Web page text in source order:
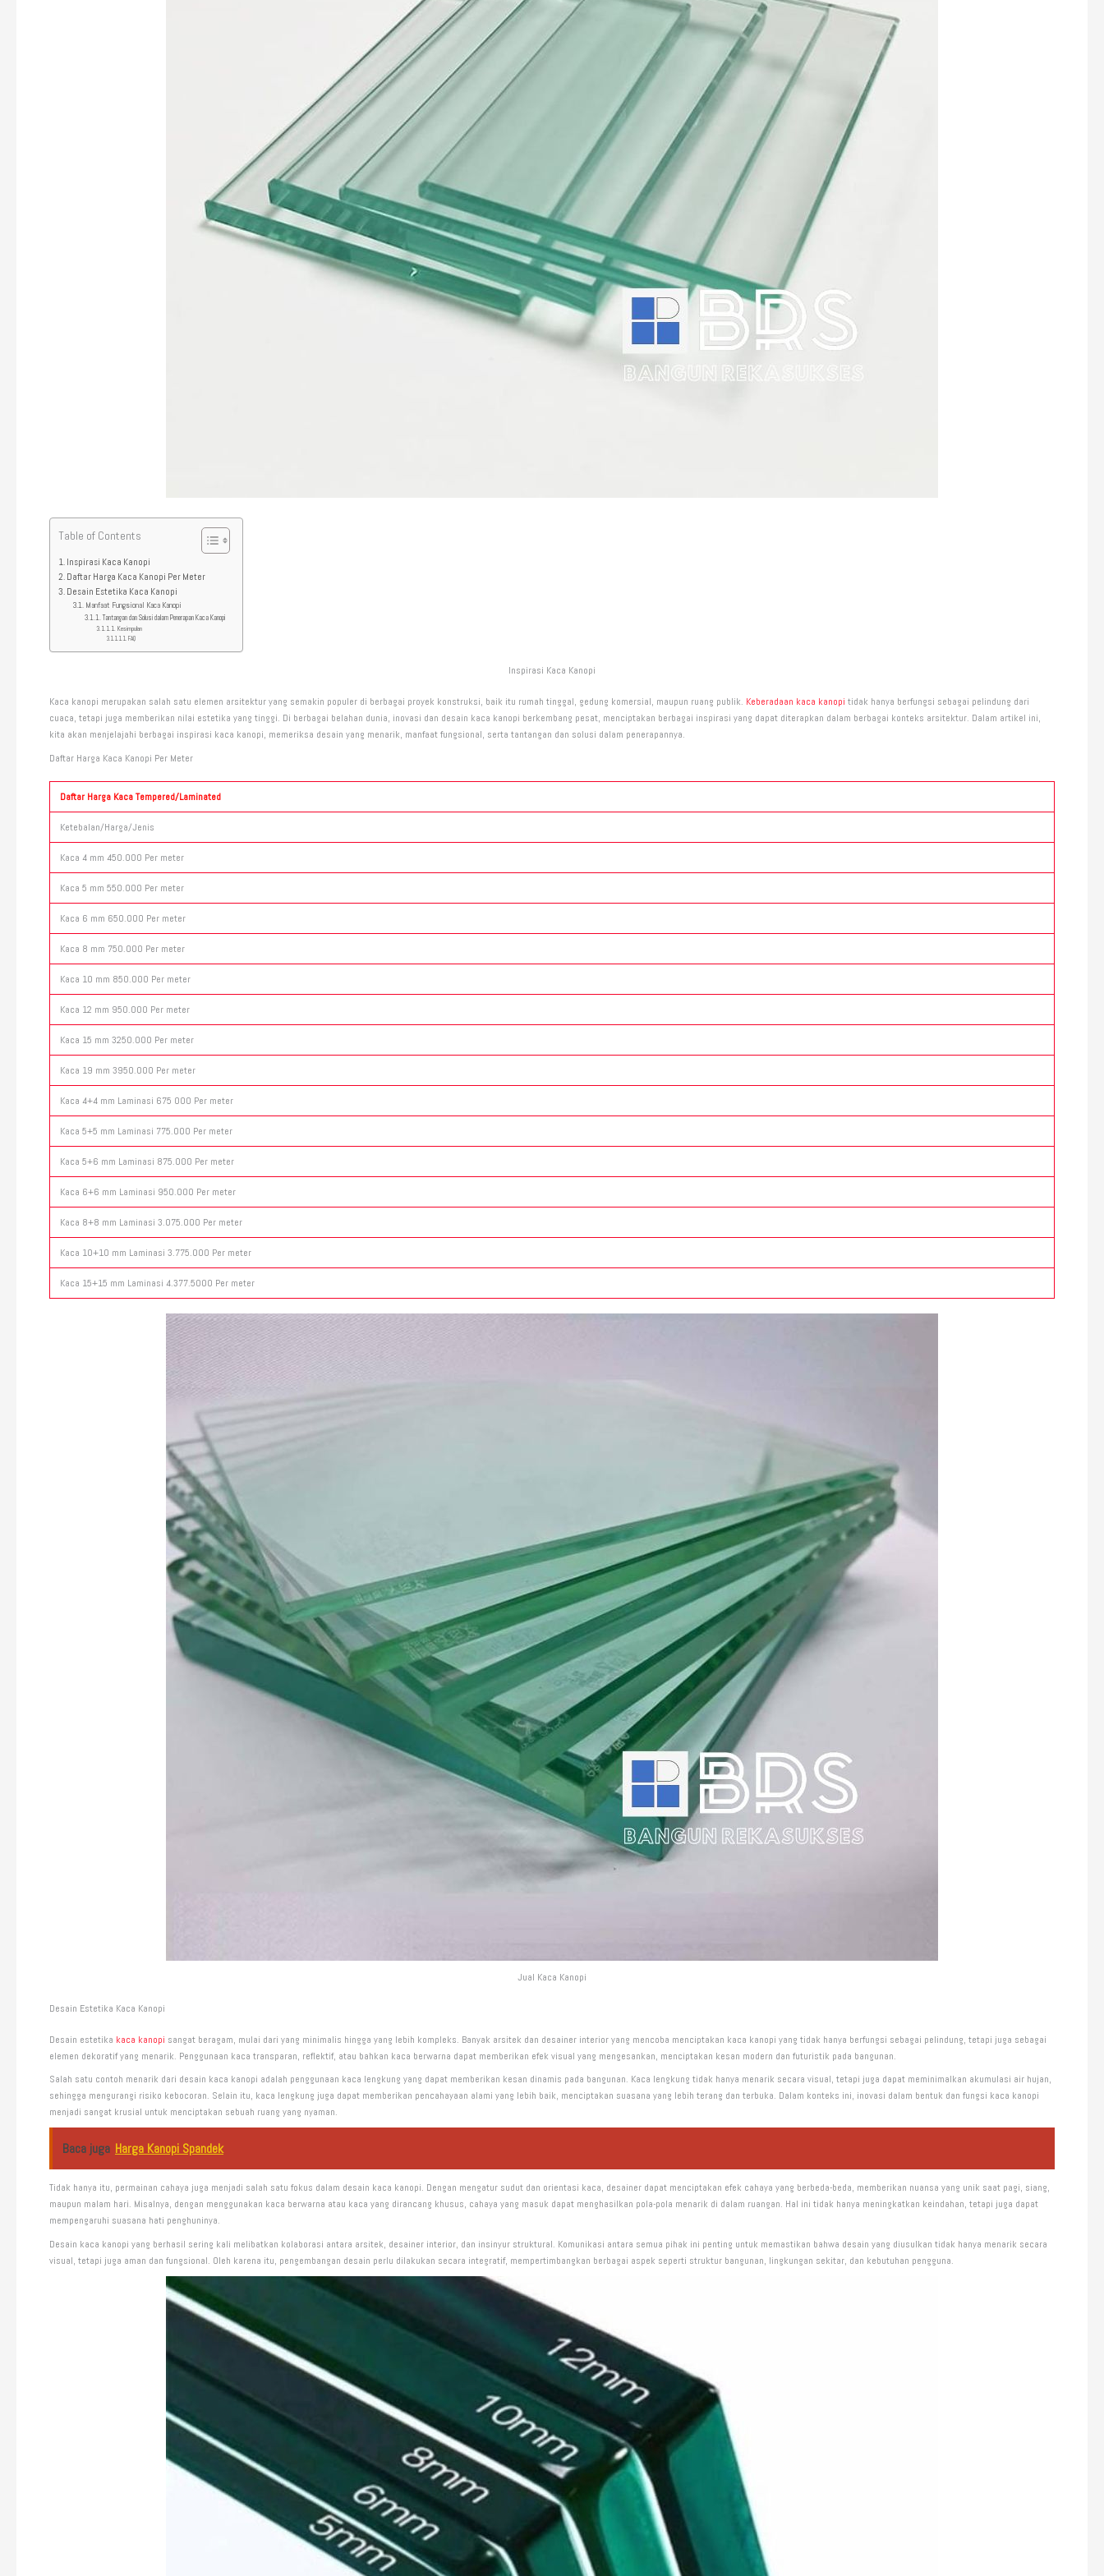
Table of Contents
Inspirasi Kaca Kanopi
Daftar Harga Kaca Kanopi Per Meter
Desain Estetika Kaca Kanopi
Manfaat Fungsional Kaca Kanopi
Tantangan dan Solusi dalam Penerapan Kaca Kanopi
Kesimpulan
FAQ
Inspirasi Kaca Kanopi
Kaca kanopi merupakan salah satu elemen arsitektur yang semakin populer di berbagai proyek konstruksi, baik itu rumah tinggal, gedung komersial, maupun ruang publik. Keberadaan kaca kanopi tidak hanya berfungsi sebagai pelindung dari
cuaca, tetapi juga memberikan nilai estetika yang tinggi. Di berbagai belahan dunia, inovasi dan desain kaca kanopi berkembang pesat, menciptakan berbagai inspirasi yang dapat diterapkan dalam berbagai konteks arsitektur. Dalam artikel ini,
kita akan menjelajahi berbagai inspirasi kaca kanopi, memeriksa desain yang menarik, manfaat fungsional, serta tantangan dan solusi dalam penerapannya.
Daftar Harga Kaca Kanopi Per Meter
Daftar Harga Kaca Tempered/Laminated
Ketebalan/Harga/Jenis
Kaca 4 mm 450.000 Per meter
Kaca 5 mm 550.000 Per meter
Kaca 6 mm 650.000 Per meter
Kaca 8 mm 750.000 Per meter
Kaca 10 mm 850.000 Per meter
Kaca 12 mm 950.000 Per meter
Kaca 15 mm 3250.000 Per meter
Kaca 19 mm 3950.000 Per meter
Kaca 4+4 mm Laminasi 675 000 Per meter
Kaca 5+5 mm Laminasi 775.000 Per meter
Kaca 5+6 mm Laminasi 875.000 Per meter
Kaca 6+6 mm Laminasi 950.000 Per meter
Kaca 8+8 mm Laminasi 3.075.000 Per meter
Kaca 10+10 mm Laminasi 3.775.000 Per meter
Kaca 15+15 mm Laminasi 4.377.5000 Per meter
Jual Kaca Kanopi
Desain Estetika Kaca Kanopi
Desain estetika kaca kanopi sangat beragam, mulai dari yang minimalis hingga yang lebih kompleks. Banyak arsitek dan desainer interior yang mencoba menciptakan kaca kanopi yang tidak hanya berfungsi sebagai pelindung, tetapi juga sebagai
elemen dekoratif yang menarik. Penggunaan kaca transparan, reflektif, atau bahkan kaca berwarna dapat memberikan efek visual yang mengesankan, menciptakan kesan modern dan futuristik pada bangunan.
Salah satu contoh menarik dari desain kaca kanopi adalah penggunaan kaca lengkung yang dapat memberikan kesan dinamis pada bangunan. Kaca lengkung tidak hanya menarik secara visual, tetapi juga dapat meminimalkan akumulasi air hujan,
sehingga mengurangi risiko kebocoran. Selain itu, kaca lengkung juga dapat memberikan pencahayaan alami yang lebih baik, menciptakan suasana yang lebih terang dan terbuka. Dalam konteks ini, inovasi dalam bentuk dan fungsi kaca kanopi
menjadi sangat krusial untuk menciptakan sebuah ruang yang nyaman.
Baca juga Harga Kanopi Spandek
Tidak hanya itu, permainan cahaya juga menjadi salah satu fokus dalam desain kaca kanopi. Dengan mengatur sudut dan orientasi kaca, desainer dapat menciptakan efek cahaya yang berbeda-beda, memberikan nuansa yang unik saat pagi, siang,
maupun malam hari. Misalnya, dengan menggunakan kaca berwarna atau kaca yang dirancang khusus, cahaya yang masuk dapat menghasilkan pola-pola menarik di dalam ruangan. Hal ini tidak hanya meningkatkan keindahan, tetapi juga dapat
mempengaruhi suasana hati penghuninya.
Desain kaca kanopi yang berhasil sering kali melibatkan kolaborasi antara arsitek, desainer interior, dan insinyur struktural. Komunikasi antara semua pihak ini penting untuk memastikan bahwa desain yang diusulkan tidak hanya menarik secara
visual, tetapi juga aman dan fungsional. Oleh karena itu, pengembangan desain perlu dilakukan secara integratif, mempertimbangkan berbagai aspek seperti struktur bangunan, lingkungan sekitar, dan kebutuhan pengguna.